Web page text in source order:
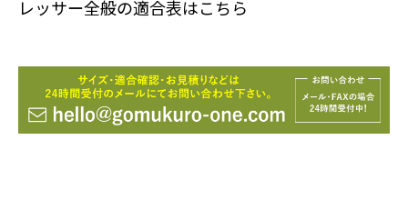
レッサー全般の適合表はこちら